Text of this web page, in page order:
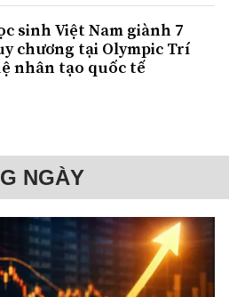
sinh Việt Nam giành 7
chương tại Olympic Trí
nhân tạo quốc tế
NGÀY